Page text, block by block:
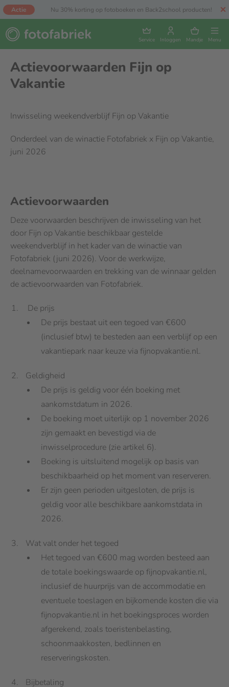
Actie Nu 30% korting op fotoboeken en Back2school producten!
Service Inloggen Mandje Menu
Actievoorwaarden Fijn op
Vakantie
Inwisseling weekendverblijf Fijn op Vakantie
Onderdeel van de winactie Fotofabriek x Fijn op Vakantie,
juni 2026
Actievoorwaarden
Deze voorwaarden beschrijven de inwisseling van het
door Fijn op Vakantie beschikbaar gestelde
weekendverblijf in het kader van de winactie van
Fotofabriek (juni 2026). Voor de werkwijze,
deelnamevoorwaarden en trekking van de winnaar gelden
de actievoorwaarden van Fotofabriek.
De prijs
De prijs bestaat uit een tegoed van €600
(inclusief btw) te besteden aan een verblijf op een
vakantiepark naar keuze via fijnopvakantie.nl.
Geldigheid
De prijs is geldig voor één boeking met
aankomstdatum in 2026.
De boeking moet uiterlijk op 1 november 2026
zijn gemaakt en bevestigd via de
inwisselprocedure (zie artikel 6).
Boeking is uitsluitend mogelijk op basis van
beschikbaarheid op het moment van reserveren.
Er zijn geen perioden uitgesloten, de prijs is
geldig voor alle beschikbare aankomstdata in
2026.
Wat valt onder het tegoed
Het tegoed van €600 mag worden besteed aan
de totale boekingswaarde op fijnopvakantie.nl,
inclusief de huurprijs van de accommodatie en
eventuele toeslagen en bijkomende kosten die via
fijnopvakantie.nl in het boekingsproces worden
afgerekend, zoals toeristenbelasting,
schoonmaakkosten, bedlinnen en
reserveringskosten.
Bijbetaling